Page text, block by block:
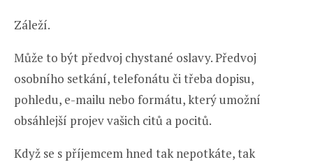
Záleží.
Může to být předvoj chystané oslavy. Předvoj
osobního setkání, telefonátu či třeba dopisu,
pohledu, e-mailu nebo formátu, který umožní
obsáhlejší projev vašich citů a pocitů.
Když se s příjemcem hned tak nepotkáte, tak